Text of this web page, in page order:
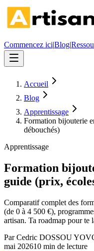
Commencez ici|Blog|
Accueil
Blog
Apprentissage
Formation bijouterie
débouchés)
Apprentissage
Formation
guide (prix,
Comparatif complet des
(de 0 à 4 500 €),
artisan. Ta roadmap pour te
ParCedric DOSSOU
mai 202610 min de lecture